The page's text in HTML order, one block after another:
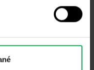
uvedených v tomto
souhlasu.